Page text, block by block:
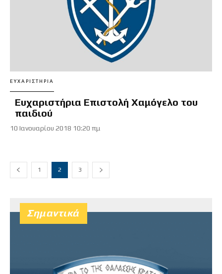
ΕΥΧΑΡΙΣΤΉΡΙΑ
Ευχαριστήρια Επιστολή Χαμόγελο του
παιδιού
10 Ιανουαρίου 2018 10:20 πμ
1 2 3
Σημαντικά